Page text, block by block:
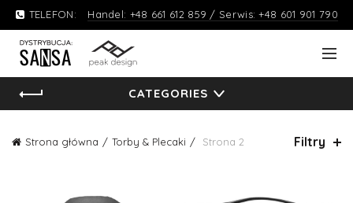
TELEFON: Handel: +48 661 612 859 / Serwis: +48 601 901 790
CATEGORIES
Strona główna Torby & Plecaki Strona 2 Filtry